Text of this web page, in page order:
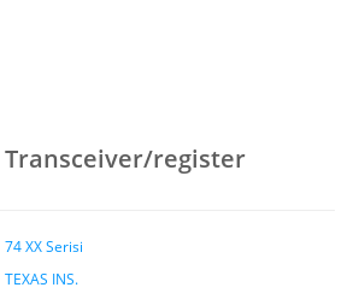
Transceiver/register
74 XX Serisi
TEXAS INS.